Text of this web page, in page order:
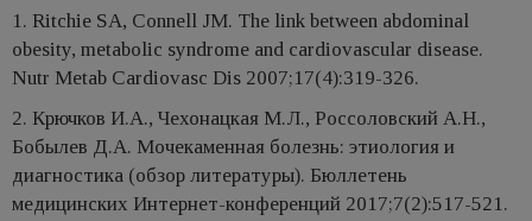
1. Ritchie SA, Connell JM. The link between abdominal
obesity, metabolic syndrome and cardiovascular disease.
Nutr Metab Cardiovasc Dis 2007;17(4):319-326.
2. Крючков И.А., Чехонацкая М.Л., Россоловский А.Н.,
Бобылев Д.А. Мочекаменная болезнь: этиология и
диагностика (обзор литературы). Бюллетень
медицинских Интернет-конференций 2017;7(2):517-521.